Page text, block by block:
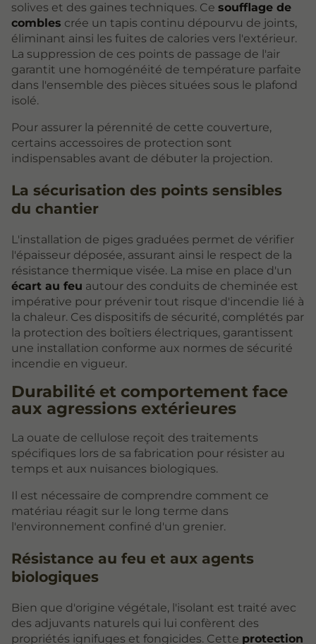
solives et des gaines techniques. Ce soufflage de
combles crée un tapis continu dépourvu de joints,
éliminant ainsi les fuites de calories vers l'extérieur.
La suppression de ces points de passage de l'air
garantit une homogénéité de température parfaite
dans l'ensemble des pièces situées sous le plafond
isolé.
Pour assurer la pérennité de cette couverture,
certains accessoires de protection sont
indispensables avant de débuter la projection.
La sécurisation des points sensibles
du chantier
L'installation de piges graduées permet de vérifier
l'épaisseur déposée, assurant ainsi le respect de la
résistance thermique visée. La mise en place d'un
écart au feu autour des conduits de cheminée est
impérative pour prévenir tout risque d'incendie lié à
la chaleur. Ces dispositifs de sécurité, complétés par
la protection des boîtiers électriques, garantissent
une installation conforme aux normes de sécurité
incendie en vigueur.
Durabilité et comportement face
aux agressions extérieures
La ouate de cellulose reçoit des traitements
spécifiques lors de sa fabrication pour résister au
temps et aux nuisances biologiques.
Il est nécessaire de comprendre comment ce
matériau réagit sur le long terme dans
l'environnement confiné d'un grenier.
Résistance au feu et aux agents
biologiques
Bien que d'origine végétale, l'isolant est traité avec
des adjuvants naturels qui lui confèrent des
propriétés ignifuges et fongicides. Cette protection